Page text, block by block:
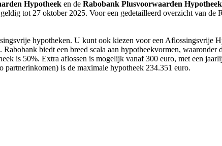
Hypotheek en de Rabobank Plusvoorwaarden Hypotheek
tot 27 oktober 2025. Voor een gedetailleerd overzicht van
hypotheken. U kunt ook kiezen voor een Aflossingsvrije
biedt een breed scala aan hypotheekvormen,
is 50%. Extra aflossen is mogelijk vanaf 300 euro, met een
is de maximale hypotheek 234.351 euro.